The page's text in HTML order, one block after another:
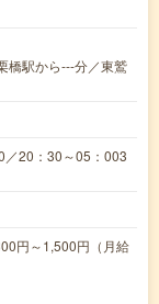
橋駅から---分／東鷲
／20：30～05：003
円～1,500円（月給